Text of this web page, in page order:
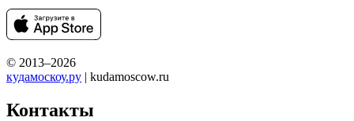
© 2013–2026
кудамоскоу.ру | kudamoscow.ru
Контакты